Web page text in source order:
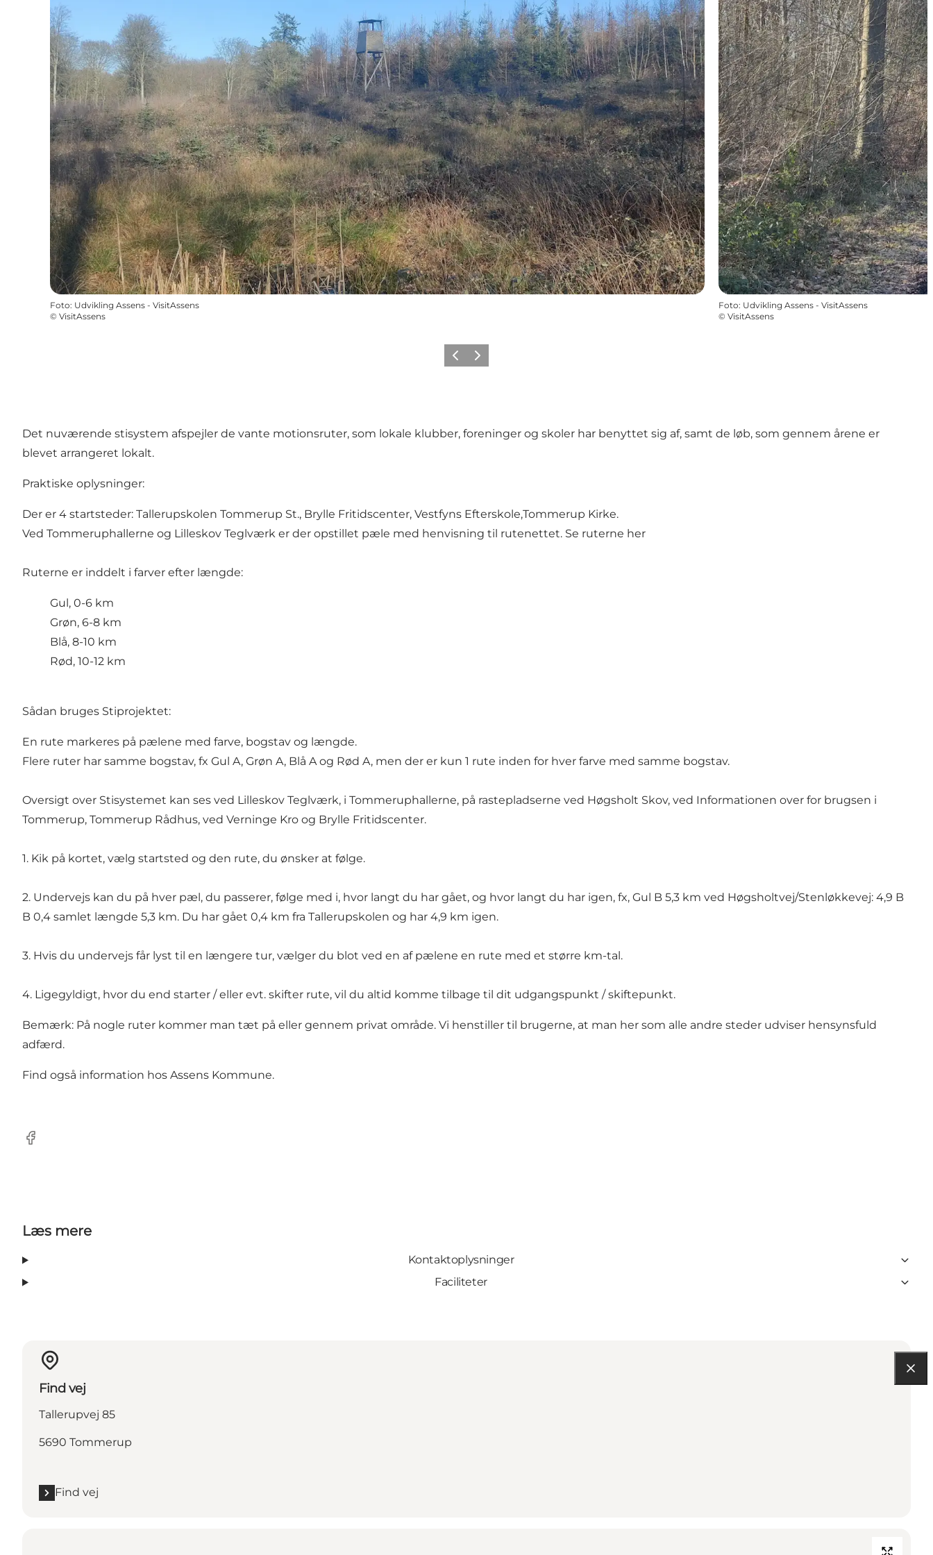
Foto: Udvikling Assens - VisitAssens
© VisitAssens
Foto: Udvikling Assens - VisitAssens
© VisitAssens
ForrigeNæste
Det nuværende stisystem afspejler de vante motionsruter, som lokale klubber, foreninger og skoler har benyttet sig af, samt de løb, som gennem årene er
blevet arrangeret lokalt.
Praktiske oplysninger:
Der er 4 startsteder: Tallerupskolen Tommerup St., Brylle Fritidscenter, Vestfyns Efterskole,Tommerup Kirke.
Ved Tommeruphallerne og Lilleskov Teglværk er der opstillet pæle med henvisning til rutenettet. Se ruterne her
Ruterne er inddelt i farver efter længde:
Gul, 0-6 km
Grøn, 6-8 km
Blå, 8-10 km
Rød, 10-12 km
Sådan bruges Stiprojektet:
En rute markeres på pælene med farve, bogstav og længde.
Flere ruter har samme bogstav, fx Gul A, Grøn A, Blå A og Rød A, men der er kun 1 rute inden for hver farve med samme bogstav.
Oversigt over Stisystemet kan ses ved Lilleskov Teglværk, i Tommeruphallerne, på rastepladserne ved Høgsholt Skov, ved Informationen over for brugsen i
Tommerup, Tommerup Rådhus, ved Verninge Kro og Brylle Fritidscenter.
1. Kik på kortet, vælg startsted og den rute, du ønsker at følge.
2. Undervejs kan du på hver pæl, du passerer, følge med i, hvor langt du har gået, og hvor langt du har igen, fx, Gul B 5,3 km ved Høgsholtvej/Stenløkkevej: 4,9 B
B 0,4 samlet længde 5,3 km. Du har gået 0,4 km fra Tallerupskolen og har 4,9 km igen.
3. Hvis du undervejs får lyst til en længere tur, vælger du blot ved en af pælene en rute med et større km-tal.
4. Ligegyldigt, hvor du end starter / eller evt. skifter rute, vil du altid komme tilbage til dit udgangspunkt / skiftepunkt.
Bemærk: På nogle ruter kommer man tæt på eller gennem privat område. Vi henstiller til brugerne, at man her som alle andre steder udviser hensynsfuld
adfærd.
Find også information hos Assens Kommune.
Facebook
Læs mere
Kontaktoplysninger
Faciliteter
Find vej
Tallerupvej 85
5690 Tommerup
Find vej